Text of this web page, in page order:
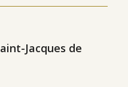
Jacques de